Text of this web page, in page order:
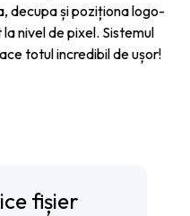
decupa și poziționa logo-
nivel de pixel. Sistemul
totul incredibil de ușor!
fișier